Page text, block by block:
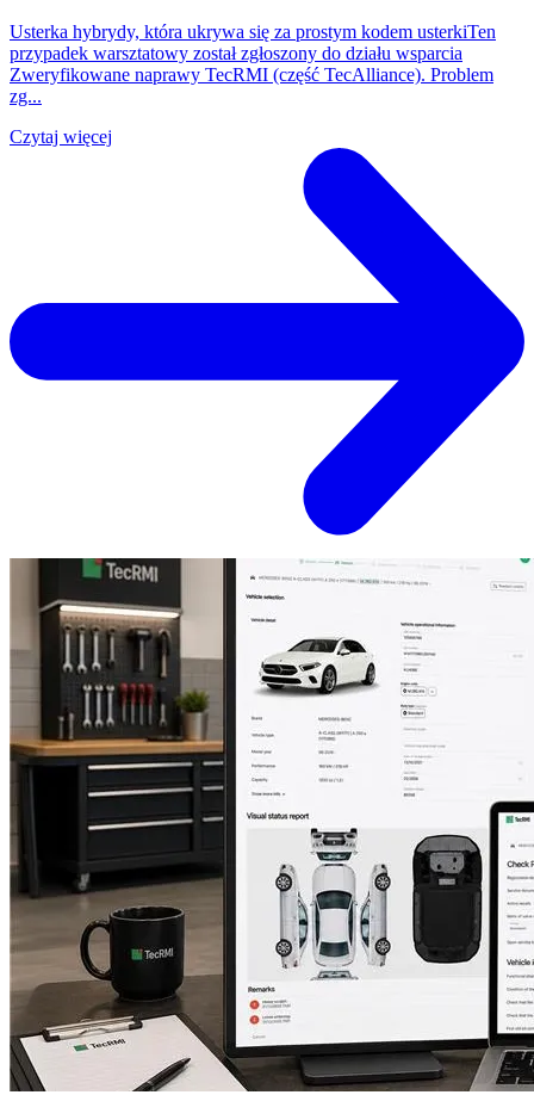
Usterka hybrydy, która ukrywa się za prostym kodem usterkiTen
przypadek warsztatowy został zgłoszony do działu wsparcia
Zweryfikowane naprawy TecRMI (część TecAlliance). Problem
zg...
Czytaj więcej